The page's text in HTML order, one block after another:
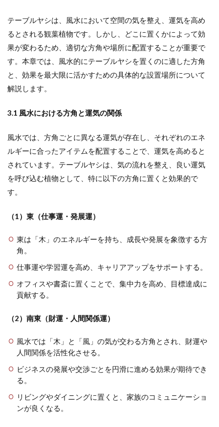
テーブルヤシは、風水において空間の気を整え、運気を高め
るとされる観葉植物です。しかし、どこに置くかによって効
果が変わるため、適切な方角や場所に配置することが重要で
す。本章では、風水的にテーブルヤシを置くのに適した方角
と、効果を最大限に活かすための具体的な設置場所について
解説します。
3.1 風水における方角と運気の関係
風水では、方角ごとに異なる運気が存在し、それぞれのエネ
ルギーに合ったアイテムを配置することで、運気を高めると
されています。テーブルヤシは、気の流れを整え、良い運気
を呼び込む植物として、特に以下の方角に置くと効果的で
す。
（1）東（仕事運・発展運）
東は「木」のエネルギーを持ち、成長や発展を象徴する方
角。
仕事運や学習運を高め、キャリアアップをサポートする。
オフィスや書斎に置くことで、集中力を高め、目標達成に
貢献する。
（2）南東（財運・人間関係運）
風水では「木」と「風」の気が交わる方角とされ、財運や
人間関係を活性化させる。
ビジネスの発展や交渉ごとを円滑に進める効果が期待でき
る。
リビングやダイニングに置くと、家族のコミュニケーショ
ンが良くなる。